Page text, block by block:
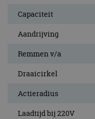
Capaciteit
Aandrijving
Remmen v/a
Draaicirkel
Actieradius
Laadtijd bij 220V